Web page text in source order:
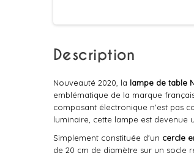
Description
Nouveauté 2020, la lampe de table
emblématique de la marque
composant électronique n'est pas
luminaire, cette lampe est devenue
Simplement constituée d'un cercle
de 20 cm de diamètre sur un socle